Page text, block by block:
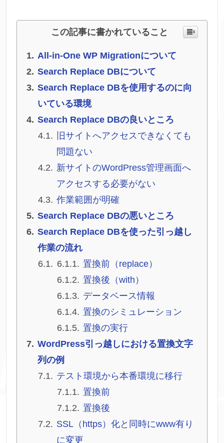
この記事に書かれていること
All-in-One WP Migrationについて
Search Replace DBについて
Search Replace DBを使用するのに向
いている環境
Search Replace DBの良いところ
旧サイトへアクセスできなくても
問題ない
新サイトのWordPress管理画面へ
アクセスする必要がない
作業範囲が明確
Search Replace DBの悪いところ
Search Replace DBを使った引っ越し
作業の流れ
置換前（replace）
置換後（with）
データベース情報
置換のシミュレーション
置換の実行
WordPress引っ越しにおける置換文字
列の例
テスト環境から本番環境に移行
置換前
置換後
SSL（https）化と同時にwww有り
に変更